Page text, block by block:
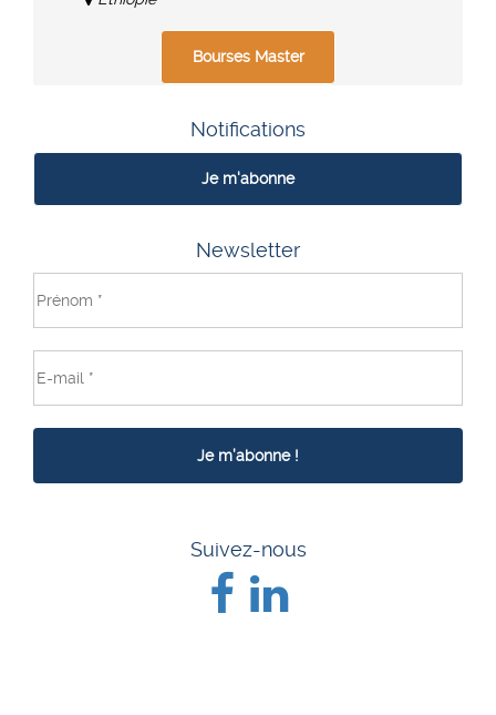
Bourses Master
Notifications
Je m'abonne
Newsletter
Suivez-nous